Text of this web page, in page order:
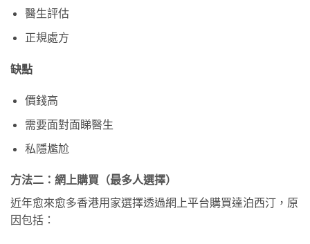
醫生評估
正規處方
缺點
價錢高
需要面對面睇醫生
私隱尷尬
方法二：網上購買（最多人選擇）
近年愈來愈多香港用家選擇透過網上平台購買達泊西汀，原
因包括：